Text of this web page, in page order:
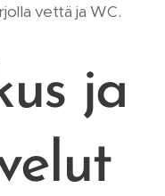
vettä ja WC.
ja